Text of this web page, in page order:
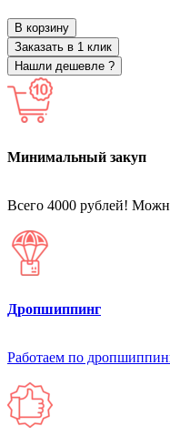
В корзину
Заказать в 1 клик
Нашли дешевле ?
Минимальный закуп
Всего 4000 рублей!
Дропшиппинг
Работаем по